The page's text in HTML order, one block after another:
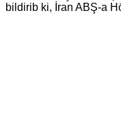
bildirib ki, İran ABŞ-a